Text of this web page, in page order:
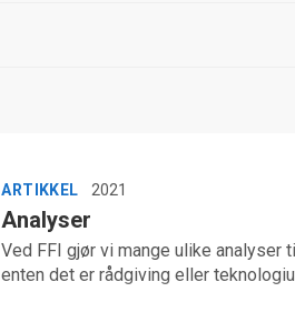
ARTIKKEL 2021
Analyser
Ved FFI gjør vi mange ulike analyser
enten det er rådgiving eller